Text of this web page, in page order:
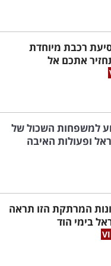
רכבת מיוחדת
אתכם אל
למשפחות השכול של
ופעולות האיבה
המרתקת הזו תראה
בימי הוד